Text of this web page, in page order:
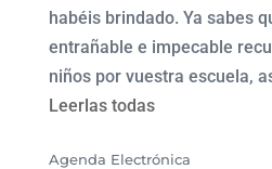
habéis brindado. Ya sabes
entrañable e impecable
niños por vuestra escuela,
Leerlas todas
Agenda Electrónica